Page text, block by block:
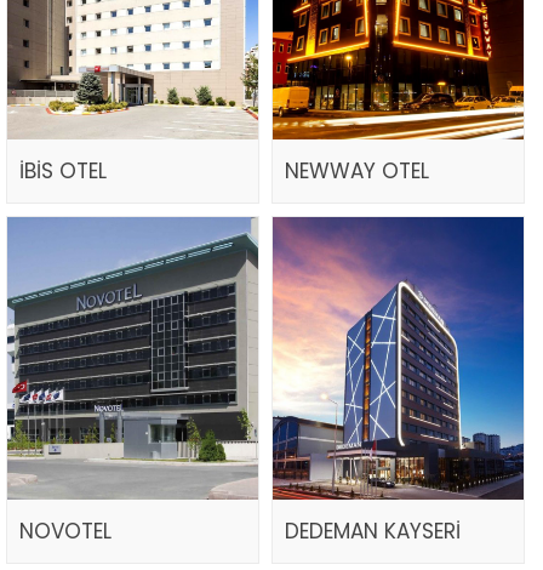
İBİS OTEL NEWWAY OTEL
NOVOTEL DEDEMAN KAYSERİ